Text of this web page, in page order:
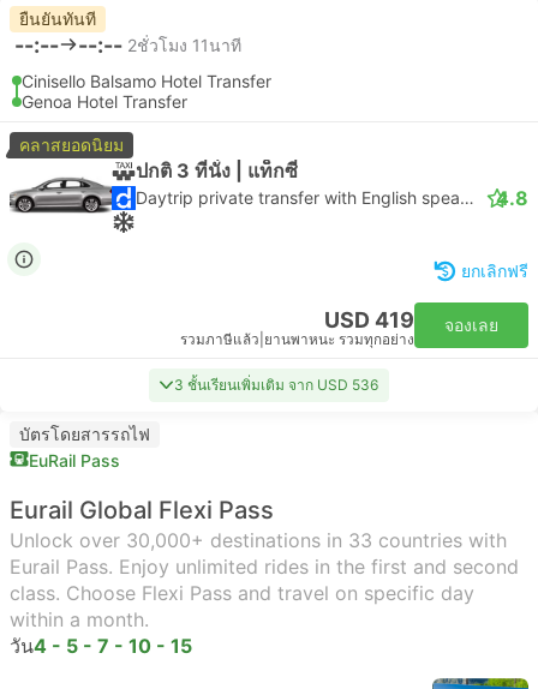
ยืนยันทันที
--:-- --:-- 2ชั่วโมง 11นาที
Cinisello Balsamo Hotel Transfer
Genoa Hotel Transfer
คลาสยอดนิยม
ปกติ 3 ที่นั่ง | แท็กซี่
Daytrip private transfer with English speaking driver 4.8
ยกเลิกฟรี
USD 419
รวมภาษีแล้ว ยานพาหนะ รวมทุกอย่าง
จองเลย
3 ชั้นเรียนเพิ่มเติม จาก USD 536
บัตรโดยสารรถไฟ
EuRail Pass
Eurail Global Flexi Pass
Unlock over 30,000+ destinations in 33 countries with
Eurail Pass. Enjoy unlimited rides in the first and second
class. Choose Flexi Pass and travel on specific day
within a month.
วัน4 - 5 - 7 - 10 - 15